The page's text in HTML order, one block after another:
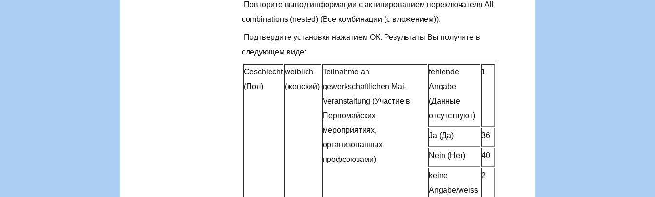
Повторите вывод информации с активированием переключателя All
combinations (nested) (Все комбинации (с вложением)).
Подтвердите установки нажатием ОК. Результаты Вы получите в
следующем виде:
Geschlecht
(Пол)
weiblich
(женский)
Teilnahme an
gewerkschaftlichen Mai-
Veranstaltung (Участие в
Первомайских
мероприятиях,
организованных
профсоюзами)
fehlende
Angabe
(Данные
отсутствуют)
1
Ja (Да) 36
Nein (Нет) 40
keine
Angabe/weiss
2